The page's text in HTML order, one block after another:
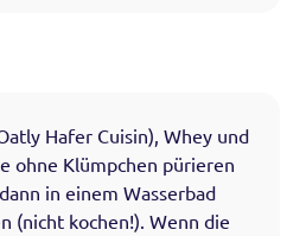
Hafer Cuisin), Whey und
ohne Klümpchen pürieren
in einem Wasserbad
(nicht kochen!). Wenn die